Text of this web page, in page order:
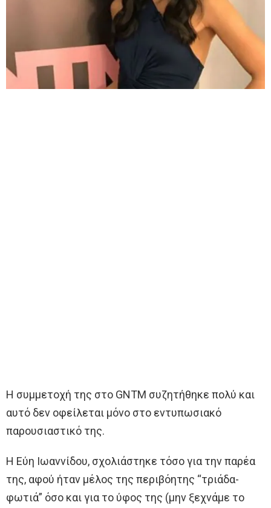
Η συμμετοχή της στο GNTM συζητήθηκε πολύ και
αυτό δεν οφείλεται μόνο στο εντυπωσιακό
παρουσιαστικό της.
Η Εύη Ιωαννίδου, σχολιάστηκε τόσο για την παρέα
της, αφού ήταν μέλος της περιβόητης “τριάδα-
φωτιά” όσο και για το ύφος της (μην ξεχνάμε το